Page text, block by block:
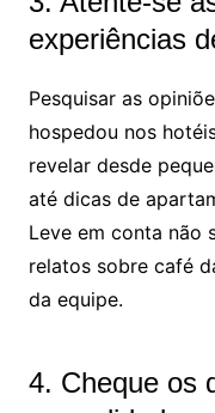
experiências
Pesquisar as
hospedou nos
revelar desde
até dicas de
Leve em conta não
relatos sobre café
da equipe.
4. Cheque os